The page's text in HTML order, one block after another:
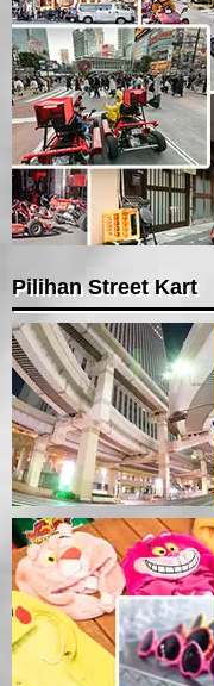
Pilihan Street Kart